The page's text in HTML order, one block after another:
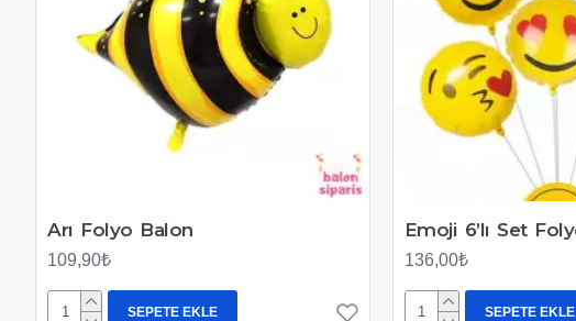
Arı Folyo Balon
109,90₺
SEPETE EKLE
Emoji 6’lı Set
136,00₺
SEPETE EKLE